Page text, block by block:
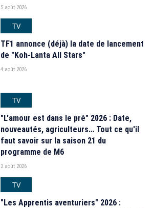
5 août 2026
TV
TF1 annonce (déjà) la date de lancement
de "Koh-Lanta All Stars"
4 août 2026
TV
"L'amour est dans le pré" 2026 : Date,
nouveautés, agriculteurs… Tout ce qu'il
faut savoir sur la saison 21 du
programme de M6
2 août 2026
TV
"Les Apprentis aventuriers" 2026 :